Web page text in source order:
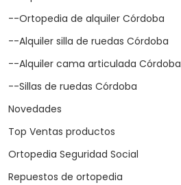
--Ortopedia de alquiler Córdoba
--Alquiler silla de ruedas Córdoba
--Alquiler cama articulada Córdoba
--Sillas de ruedas Córdoba
Novedades
Top Ventas productos
Ortopedia Seguridad Social
Repuestos de ortopedia